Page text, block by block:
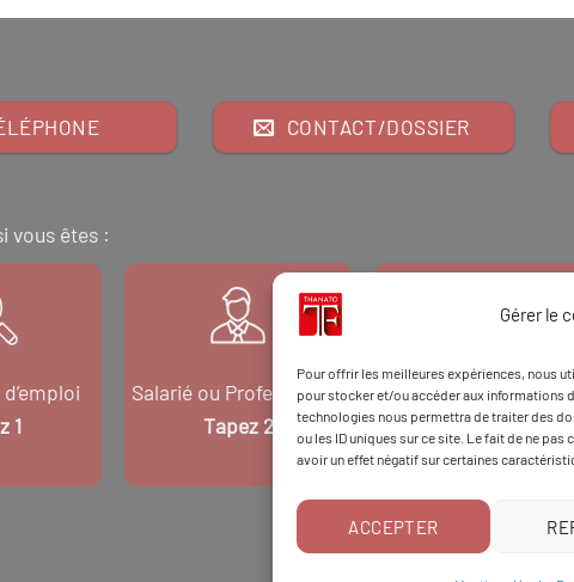
Gérer le
Pour offrir les meilleures expériences, nous
pour stocker et/ou accéder aux informations
technologies nous permettra de traiter des
ou les ID uniques sur ce site. Le fait de ne
avoir un effet négatif sur certaines
ACCEPTER
CONTACT/DOSSIER
vous êtes :
1
Salarié ou Professionnel
Tapez 2
Financeur
Tapez 3